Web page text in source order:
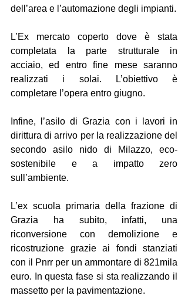
dell’area e l’automazione degli impianti.
L’Ex mercato coperto dove è stata
completata la parte strutturale in
acciaio, ed entro fine mese saranno
realizzati i solai. L’obiettivo è
completare l’opera entro giugno.
Infine, l’asilo di Grazia con i lavori in
dirittura di arrivo per la realizzazione del
secondo asilo nido di Milazzo, eco-
sostenibile e a impatto zero
sull’ambiente.
L’ex scuola primaria della frazione di
Grazia ha subito, infatti, una
riconversione con demolizione e
ricostruzione grazie ai fondi stanziati
con il Pnrr per un ammontare di 821mila
euro. In questa fase si sta realizzando il
massetto per la pavimentazione.